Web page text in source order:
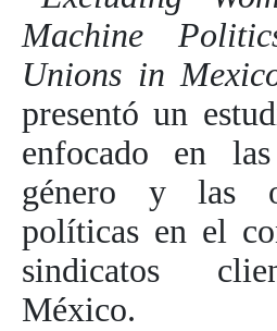
Machine
Unions in
presentó un
enfocado en
género y las
políticas en el
sindicatos
México.